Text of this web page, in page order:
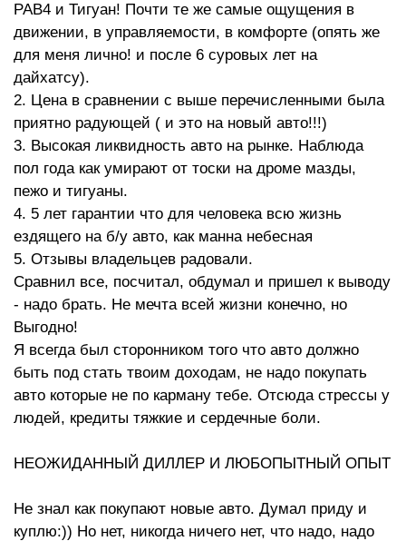
РАВ4 и Тигуан! Почти те же самые ощущения в
движении, в управляемости, в комфорте (опять же
для меня лично! и после 6 суровых лет на
дайхатсу).
2. Цена в сравнении с выше перечисленными была
приятно радующей ( и это на новый авто!!!)
3. Высокая ликвидность авто на рынке. Наблюда
пол года как умирают от тоски на дроме мазды,
пежо и тигуаны.
4. 5 лет гарантии что для человека всю жизнь
ездящего на б/у авто, как манна небесная
5. Отзывы владельцев радовали.
Сравнил все, посчитал, обдумал и пришел к выводу
- надо брать. Не мечта всей жизни конечно, но
Выгодно!
Я всегда был сторонником того что авто должно
быть под стать твоим доходам, не надо покупать
авто которые не по карману тебе. Отсюда стрессы у
людей, кредиты тяжкие и сердечные боли.
НЕОЖИДАННЫЙ ДИЛЛЕР И ЛЮБОПЫТНЫЙ ОПЫТ
Не знал как покупают новые авто. Думал приду и
куплю:)) Но нет, никогда ничего нет, что надо, надо